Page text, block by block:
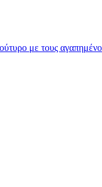
με τους